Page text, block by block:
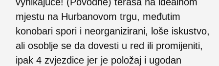
mjestu na Hurbanovom trgu, međutim
konobari spori i neorganizirani, loše iskustvo,
ali osoblje se da dovesti u red ili promijeniti,
ipak 4 zvjezdice jer je položaj i ugodan